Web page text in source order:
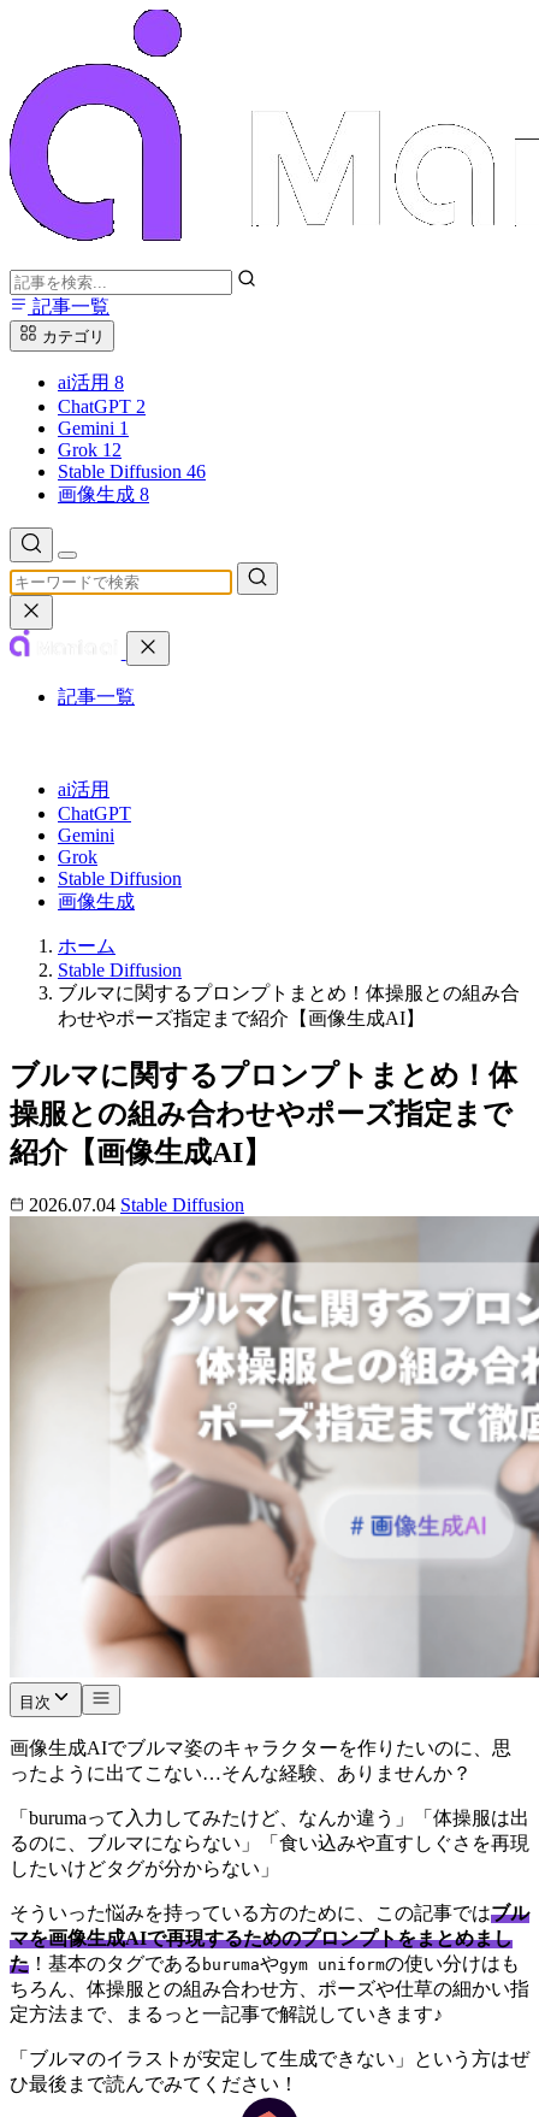
記事一覧
カテゴリ
ai活用 8
ChatGPT 2
Gemini 1
Grok 12
Stable Diffusion 46
画像生成 8
記事一覧
ai活用
ChatGPT
Gemini
Grok
Stable Diffusion
画像生成
ホーム
Stable Diffusion
ブルマに関するプロンプトまとめ！体操服との組み合
わせやポーズ指定まで紹介【画像生成AI】
ブルマに関するプロンプトまとめ！体
操服との組み合わせやポーズ指定まで
紹介【画像生成AI】
2026.07.04 Stable Diffusion
目次
画像生成AIでブルマ姿のキャラクターを作りたいのに、思
ったように出てこない…そんな経験、ありませんか？
「burumaって入力してみたけど、なんか違う」「体操服は出
るのに、ブルマにならない」「食い込みや直すしぐさを再現
したいけどタグが分からない」
そういった悩みを持っている方のために、この記事ではブル
マを画像生成AIで再現するためのプロンプトをまとめまし
た ！基本のタグである burumaやgym uniformの使い分けはも
ちろん、体操服との組み合わせ方、ポーズや仕草の細かい指
定方法まで、まるっと一記事で解説していきます♪
「ブルマのイラストが安定して生成できない」という方はぜ
ひ最後まで読んでみてください！